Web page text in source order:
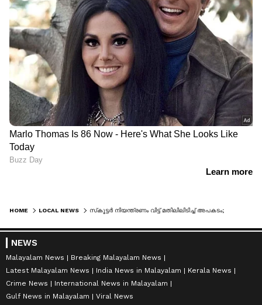
HOME LOCAL NEWS
NEWS
Malayalam News
Breaking Malayalam News
Latest Malayalam News
India News in Malayalam
Kerala News
Crime News
International News in Malayalam
Gulf News in Malayalam
Viral News